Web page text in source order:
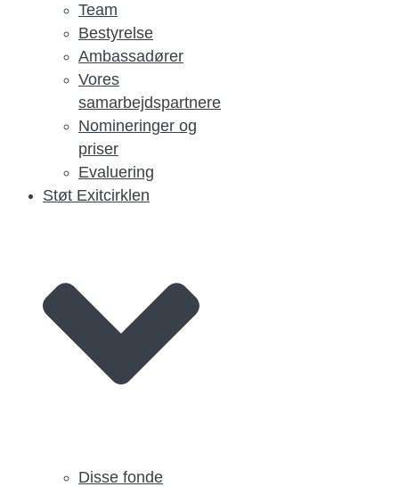
Team
Bestyrelse
Ambassadører
Vores
samarbejdspartnere
Nomineringer og
priser
Evaluering
Støt Exitcirklen
Disse fonde